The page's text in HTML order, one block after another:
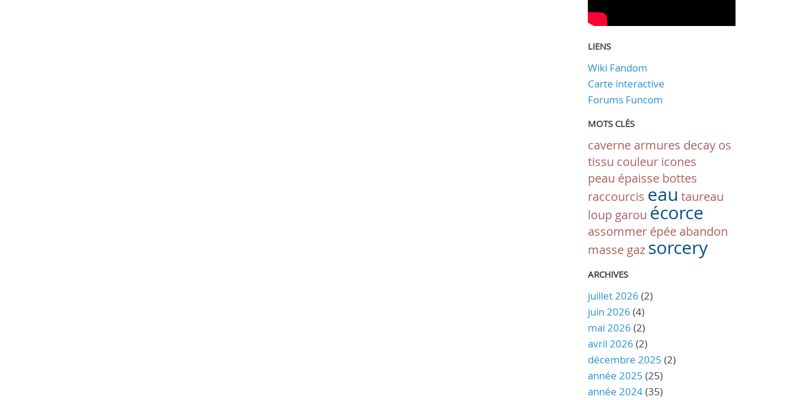
LIENS
Wiki Fandom
Carte interactive
Forums Funcom
MOTS CLÉS
caverne armures decay os
tissu couleur icones
peau épaisse bottes
raccourcis eau taureau
loup garou écorce
assommer épée abandon
masse gaz sorcery
ARCHIVES
juillet 2026 (2)
juin 2026 (4)
mai 2026 (2)
avril 2026 (2)
décembre 2025 (2)
année 2025 (25)
année 2024(35)